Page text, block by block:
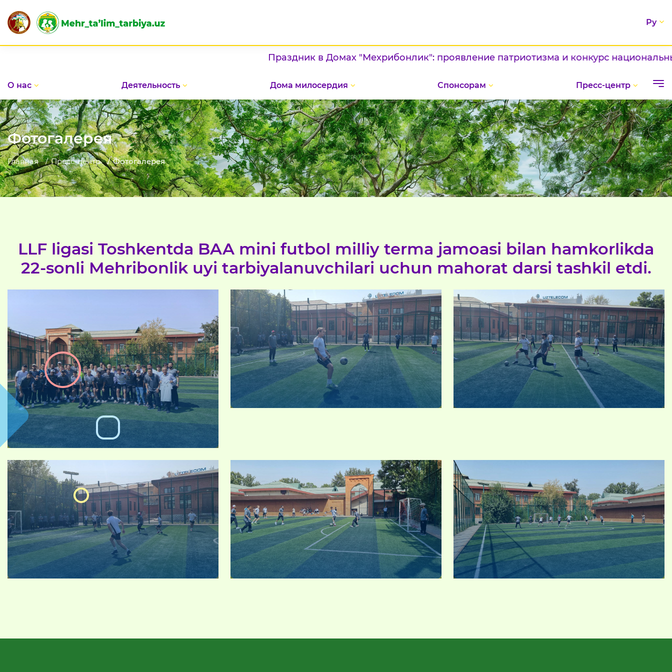
Ру
Праздник в Домах "Мехрибонлик": проявление патриотизма и конкурс национальных
О нас Деятельность Дома милосердия Спонсорам Пресс-центр
Фотогалерея
Главная Пресс-центр Фотогалерея
LLF ligasi Toshkentda BAA mini futbol milliy terma jamoasi bilan hamkorlikda
22-sonli Mehribonlik uyi tarbiyalanuvchilari uchun mahorat darsi tashkil etdi.